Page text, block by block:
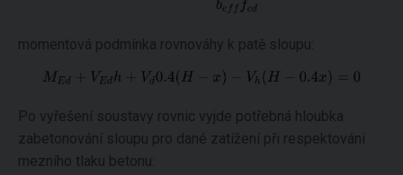
momentová podmínka rovnováhy k patě sloupu:
Po vyřešení soustavy rovnic vyjde potřebná hloubka
zabetonování sloupu pro dané zatížení při respektování
mezního tlaku betonu: